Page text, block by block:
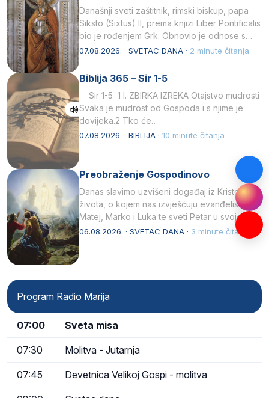
Današnji sveti zaštitnik, rimski biskup, papa
Siksto (Sixtus) II, prema knjizi Liber Pontificalis
bio je rođenjem Grk. Obnovio je odnose s
afričkim…
07.08.2026. · SVETAC DANA · 2 minute čitanja
Biblija 365 – Sir 1-5
Sir 1-5 1 I. ZBIRKA IZREKA Otajstvo mudrosti
Svaka je mudrost od Gospoda i s njime je
dovijeka.2 Tko će…
07.08.2026. · BIBLIJA · 10 minute čitanja
Preobraženje Gospodinovo
Danas slavimo uzvišeni događaj iz Kristova
života, o kojem nas izvješćuju evanđelisti
Matej, Marko i Luka te sveti Petar u svojoj
drugoj…
06.08.2026. · SVETAC DANA · 3 minute čitanja
Program Radio Marija
07:00 Sveta misa
07:30 Molitva - Jutarnja
07:45 Devetnica Velikoj Gospi - molitva